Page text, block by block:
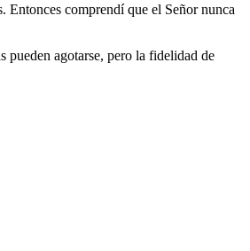
Entonces comprendí que el Señor nunca
pueden agotarse, pero la fidelidad de